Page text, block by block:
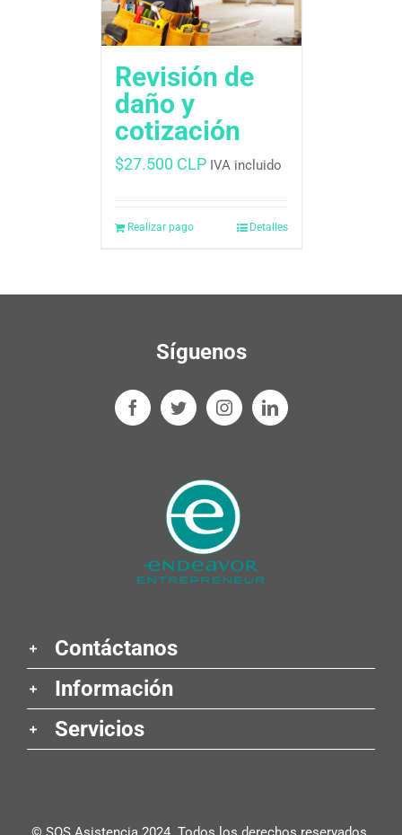
Revisión de
daño y
cotización
$27.500 CLP IVA incluido
Realizar pago Detalles
Síguenos
Contáctanos
Información
Servicios